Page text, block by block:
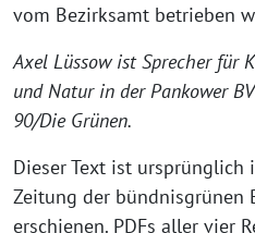
vom Bezirksamt betrieben
Axel Lüssow ist Sprecher für
und Natur in der Pankower
90/Die Grünen.
Dieser Text ist ursprünglich
Zeitung der bündnisgrünen
erschienen. PDFs aller vier